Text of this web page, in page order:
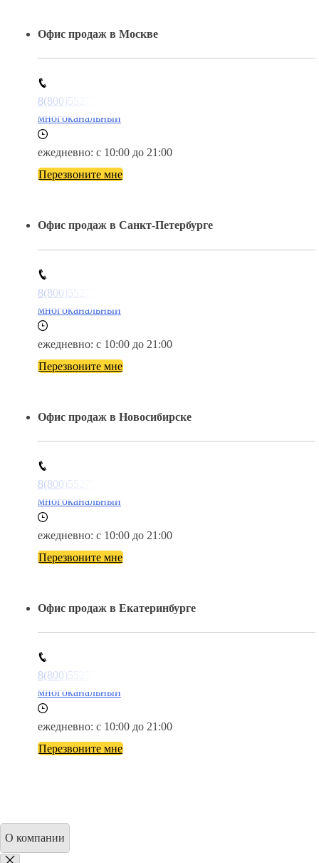
Офис продаж в Москве
8(800)5527584
многоканальный
ежедневно: с 10:00 до 21:00
Перезвоните мне
Офис продаж в Санкт-Петербурге
8(800)5527584
многоканальный
ежедневно: с 10:00 до 21:00
Перезвоните мне
Офис продаж в Новосибирске
8(800)5527584
многоканальный
ежедневно: с 10:00 до 21:00
Перезвоните мне
Офис продаж в Екатеринбурге
8(800)5527584
многоканальный
ежедневно: с 10:00 до 21:00
Перезвоните мне
О компании